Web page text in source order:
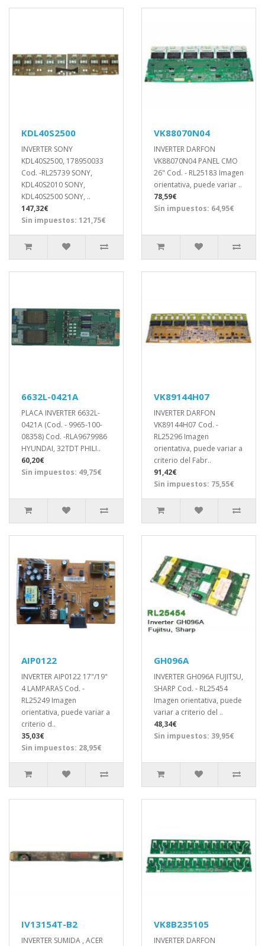
KDL40S2500
INVERTER SONY
KDL40S2500, 178950033
Cod. -RL25739 SONY,
KDL40S2010 SONY,
KDL40S2500 SONY, ..
147,32€
Sin impuestos: 121,75€
VK88070N04
INVERTER DARFON
VK88070N04 PANEL CMO
26" Cod. - RL25183 Imagen
orientativa, puede variar ..
78,59€
Sin impuestos: 64,95€
6632L-0421A
PLACA INVERTER 6632L-
0421A (Cod. - 9965-100-
08358) Cod. -RLA9679986
HYUNDAI, 32TDT PHILI..
60,20€
Sin impuestos: 49,75€
VK89144H07
INVERTER DARFON
VK89144H07 Cod. -
RL25296 Imagen
orientativa, puede variar a
criterio del Fabr..
91,42€
Sin impuestos: 75,55€
AIP0122
INVERTER AIP0122 17"/19"
4 LAMPARAS Cod. -
RL25249 Imagen
orientativa, puede variar a
criterio d..
35,03€
Sin impuestos: 28,95€
GH096A
INVERTER GH096A FUJITSU,
SHARP Cod. - RL25454
Imagen orientativa, puede
variar a criterio del ..
48,34€
Sin impuestos: 39,95€
IV13154T-B2
INVERTER SUMIDA , ACER
VK8B235105
INVERTER DARFON